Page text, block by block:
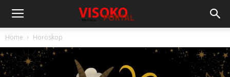
Home Horoskop